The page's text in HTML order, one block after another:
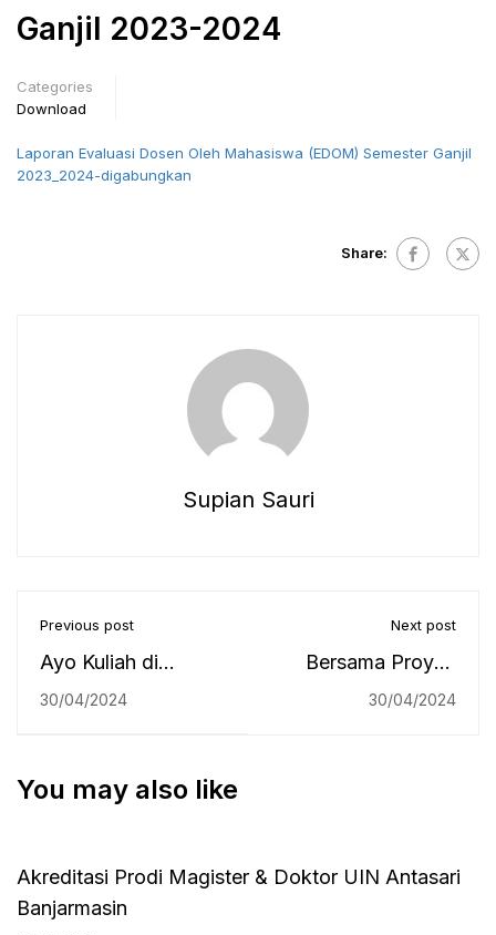
Ganjil 2023-2024
Categories
Download
Laporan Evaluasi Dosen Oleh Mahasiswa (EDOM) Semester Ganjil
2023_2024-digabungkan
Share:
Supian Sauri
Previous post
Ayo Kuliah di
Pascasarjana UIN
Selasa 30 April
30/04/2024
Next post
Bersama Proyek
Kayuh Baimbai, UIN
30/04/2024
You may also like
Akreditasi Prodi Magister & Doktor UIN Antasari
Banjarmasin